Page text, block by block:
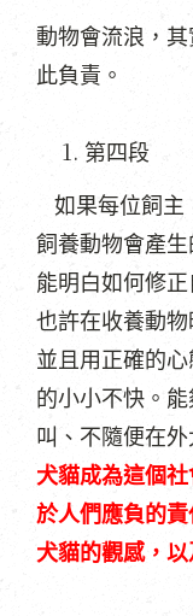
動物會流浪，
此負責。
第四段
如果每位飼主
飼養動物會產
能明白如何修
也許在收養動物
並且用正確的
的小小不快。
叫、不隨便在外
犬貓成為這個
於人們應負的責
犬貓的觀感，